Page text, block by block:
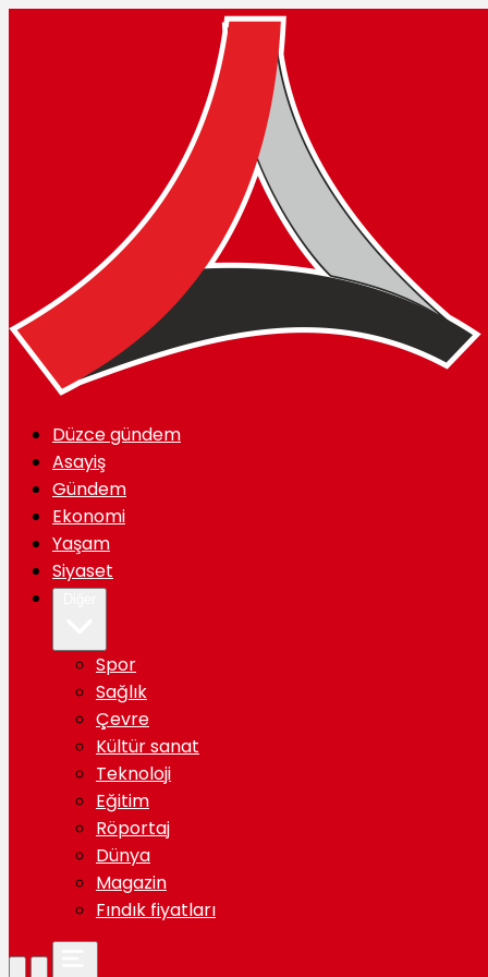
Düzce gündem
Asayiş
Gündem
Ekonomi
Yaşam
Siyaset
Spor
Sağlık
Çevre
Kültür sanat
Teknoloji
Eğitim
Röportaj
Dünya
Magazin
Fındık fiyatları